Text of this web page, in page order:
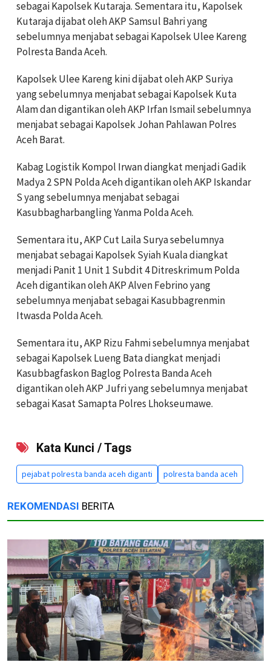
sebagai Kapolsek Kutaraja. Sementara itu, Kapolsek
Kutaraja dijabat oleh AKP Samsul Bahri yang
sebelumnya menjabat sebagai Kapolsek Ulee Kareng
Polresta Banda Aceh.
Kapolsek Ulee Kareng kini dijabat oleh AKP Suriya
yang sebelumnya menjabat sebagai Kapolsek Kuta
Alam dan digantikan oleh AKP Irfan Ismail sebelumnya
menjabat sebagai Kapolsek Johan Pahlawan Polres
Aceh Barat.
Kabag Logistik Kompol Irwan diangkat menjadi Gadik
Madya 2 SPN Polda Aceh digantikan oleh AKP Iskandar
S yang sebelumnya menjabat sebagai
Kasubbagharbangling Yanma Polda Aceh.
Sementara itu, AKP Cut Laila Surya sebelumnya
menjabat sebagai Kapolsek Syiah Kuala diangkat
menjadi Panit 1 Unit 1 Subdit 4 Ditreskrimum Polda
Aceh digantikan oleh AKP Alven Febrino yang
sebelumnya menjabat sebagai Kasubbagrenmin
Itwasda Polda Aceh.
Sementara itu, AKP Rizu Fahmi sebelumnya menjabat
sebagai Kapolsek Lueng Bata diangkat menjadi
Kasubbagfaskon Baglog Polresta Banda Aceh
digantikan oleh AKP Jufri yang sebelumnya menjabat
sebagai Kasat Samapta Polres Lhokseumawe.
Kata Kunci / Tags
pejabat polresta banda aceh diganti polresta banda aceh
REKOMENDASI BERITA